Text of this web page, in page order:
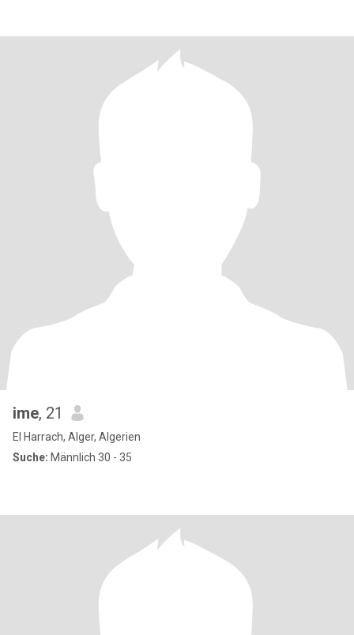
ime, 21
El Harrach, Alger, Algerien
Suche: Männlich 30 - 35